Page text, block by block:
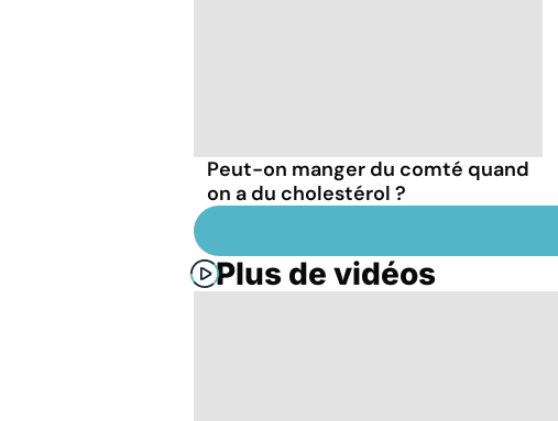
Peut-on manger du comté quand
on a du cholestérol ?
Plus de vidéos